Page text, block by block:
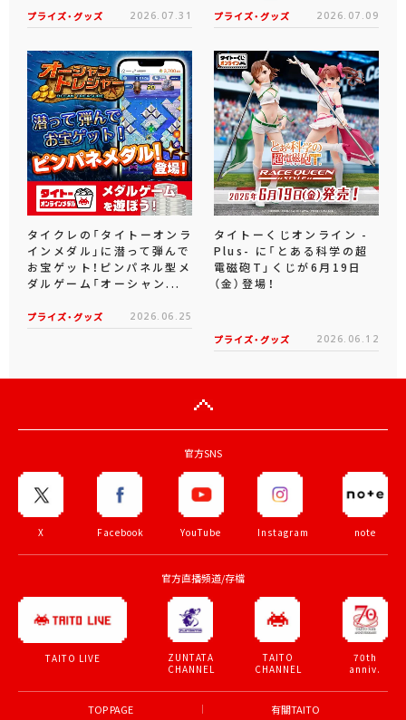
プライズ・グッズ 2026.07.31 プライズ・グッズ 2026.07.09
タイクレの「タイトーオンラ
インメダル」に潜って弾んで
お宝ゲット！ピンパネル型メ
ダルゲーム「オーシャン...
プライズ・グッズ 2026.06.25
タイトーくじオンライン -
Plus- に「とある科学の超
電磁砲T」くじが6月19日
（金）登場！
プライズ・グッズ 2026.06.12
官方SNS
X Facebook YouTube Instagram note
官方直播頻道/存檔
TAITO LIVE
ZUNTATA
CHANNEL
TAITO
CHANNEL
70th
anniv.
TOP PAGE 有關TAITO